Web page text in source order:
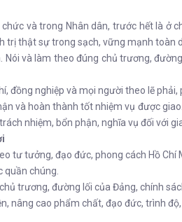
và trong Nhân dân, trước hết là ở
trị thật sự trong sạch, vững mạnh toàn
và làm theo đúng chủ trương,
đồng nghiệp và mọi người theo lẽ
và hoàn thành tốt nhiệm vụ được
nhiệm, bổn phận, nghĩa vụ đối với
tư tưởng, đạo đức, phong cách Hồ
chúng.
trương, đường lối của Đảng, chính
nâng cao phẩm chất, đạo đức, trình